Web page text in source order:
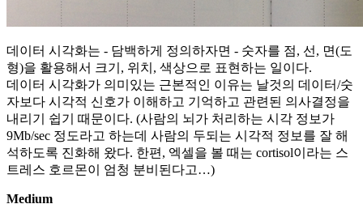
데이터 시각화는 - 담백하게 정의하자면 - 숫자를 점, 선, 면(도
형)을 활용해서 크기, 위치, 색상으로 표현하는 일이다.
데이터 시각화가 의미있는 근본적인 이유는 날것의 데이터/숫
자보다 시각적 신호가 이해하고 기억하고 관련된 의사결정을
내리기 쉽기 때문이다. (사람의 뇌가 처리하는 시각 정보가
9Mb/sec 정도라고 하는데 사람의 두되는 시각적 정보를 잘 해
석하도록 진화해 왔다. 한편, 엑셀을 볼 때는 cortisol이라는 스
트레스 호르몬이 엄청 분비된다고…)
Medium